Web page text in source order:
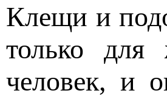
Клещи и
только
человек, и